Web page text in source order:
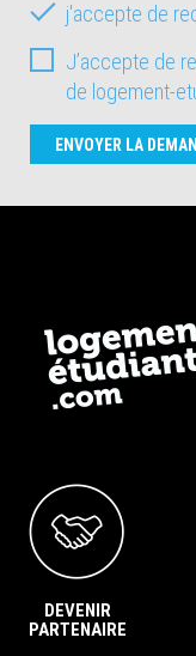
j'accepte de
J’accepte de
de logement-
ENVOYER LA
DEVENIR
PARTENAIRE